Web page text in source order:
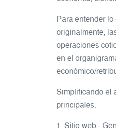
Para entender
originalmente,
operaciones
en el
económico/
Simplificando el
principales.
Sitio web -